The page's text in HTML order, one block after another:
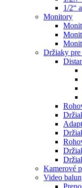
1/2“
Monitory
Držiaky pre
Kamerové
Video